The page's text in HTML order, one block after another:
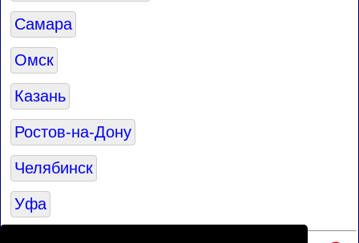
Самара
Омск
Казань
Ростов-на-Дону
Челябинск
Уфа